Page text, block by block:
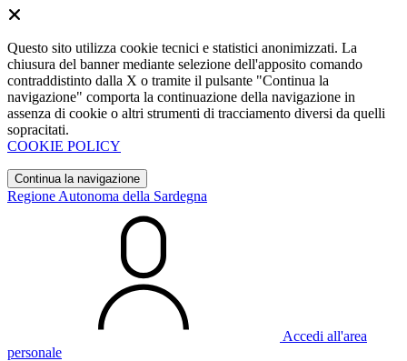
Questo sito utilizza cookie tecnici e statistici anonimizzati. La
chiusura del banner mediante selezione dell'apposito comando
contraddistinto dalla X o tramite il pulsante "Continua la
navigazione" comporta la continuazione della navigazione in
assenza di cookie o altri strumenti di tracciamento diversi da quelli
sopracitati.
COOKIE POLICY
Continua la navigazione
Regione Autonoma della Sardegna
Accedi all'area
personale